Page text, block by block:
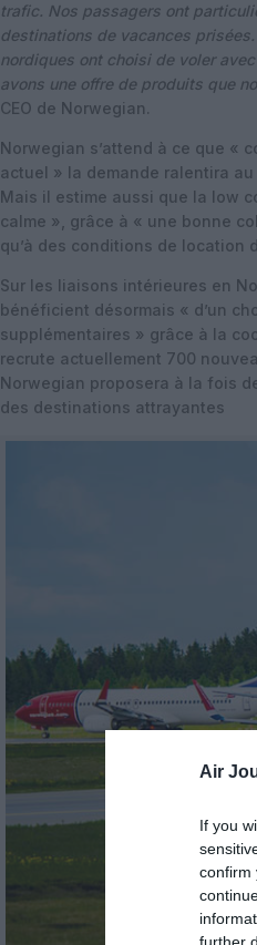
Air
If you
confirm
trafic. Nos passagers ont
destinations de vacances
nordiques ont choisi de voler
avons une offre de produits que
CEO de Norwegian.
Norwegian s’attend à ce que «
actuel » la demande ralentira
Mais il estime aussi que la low
calme », grâce à « une bonne
qu’à des conditions de location
Sur les liaisons intérieures en
bénéficient désormais « d’un
supplémentaires » grâce à la
recrute actuellement 700
Norwegian proposera à la fois
des destinations attrayantes